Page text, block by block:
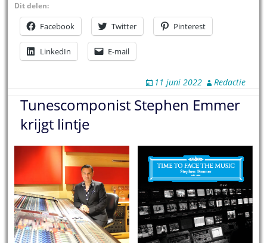
Dit delen:
Facebook Twitter Pinterest
LinkedIn E-mail
11 juni 2022 Redactie
Tunescomponist Stephen Emmer
krijgt lintje